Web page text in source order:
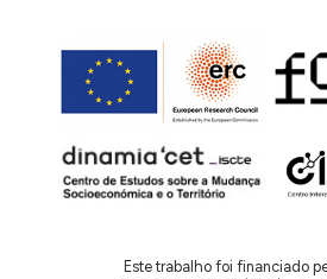
Este trabalho foi financiado